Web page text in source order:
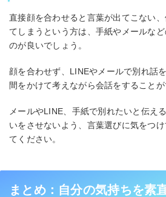
直接顔を合わせると言葉が出てこない
てしまうという方は、手紙やメールな
のが良いでしょう。
顔を合わせず、LINEやメールで別れ話
間をかけて考えながら会話をすることが
メールやLINE、手紙で別れたいと伝え
いをさせないよう、言葉選びに気をつ
てください。
まとめ：自分の気持ちを素